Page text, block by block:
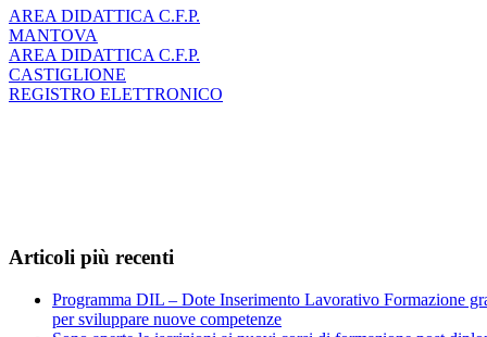
AREA DIDATTICA C.F.P.
MANTOVA
AREA DIDATTICA C.F.P.
CASTIGLIONE
REGISTRO ELETTRONICO
Articoli più recenti
Programma DIL – Dote Inserimento Lavorativo Formazione
per sviluppare nuove competenze